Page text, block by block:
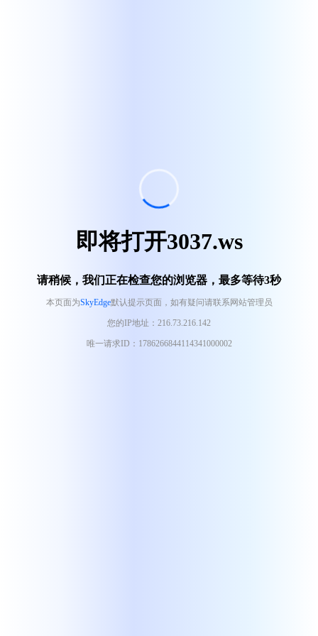
即将打开3037.ws
请稍候，我们正在检查您的浏览器，最多等待3秒
本页面为SkyEdge默认提示页面，如有疑问请联系网站管理员
您的IP地址：216.73.216.142
唯一请求ID：1786266844114341000002